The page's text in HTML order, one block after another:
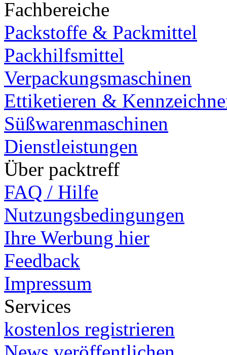
Fachbereiche
Packstoffe & Packmittel
Packhilfsmittel
Verpackungsmaschinen
Ettiketieren &
Süßwarenmaschinen
Dienstleistungen
Über packtreff
FAQ / Hilfe
Nutzungsbedingungen
Ihre Werbung hier
Feedback
Impressum
Services
kostenlos registrieren